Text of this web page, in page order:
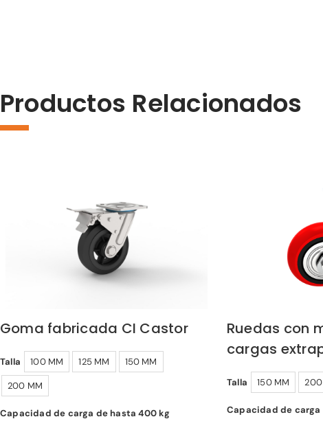
Productos Relacionados
Goma fabricada CI Castor
Talla 100 MM 125 MM 150 MM
200 MM
Capacidad de carga de hasta 400 kg
Ruedas con
cargas
Talla 150 MM 200
Capacidad de carga